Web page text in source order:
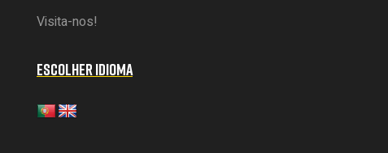
Visita-nos!
ESCOLHER IDIOMA